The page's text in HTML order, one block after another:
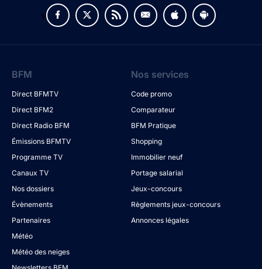
v
BFM
Direct BFMTV
Direct BFM2
Direct Radio BFM
Émissions BFMTV
Programme TV
Canaux TV
Nos dossiers
Évènements
Partenaires
Météo
Météo des neiges
Nos services
Code promo
Comparateur
BFM Pratique
Shopping
Immobilier neuf
Portage salarial
Jeux-concours
Règlements jeux-concours
Annonces légales